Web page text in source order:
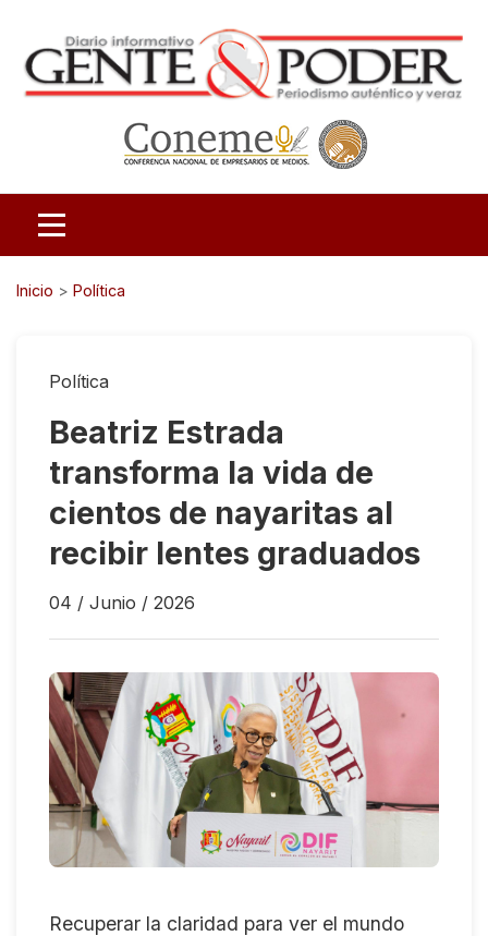
Inicio > Política
Política
Beatriz Estrada
transforma la vida de
cientos de nayaritas al
recibir lentes graduados
04 / Junio / 2026
Recuperar la claridad para ver el mundo